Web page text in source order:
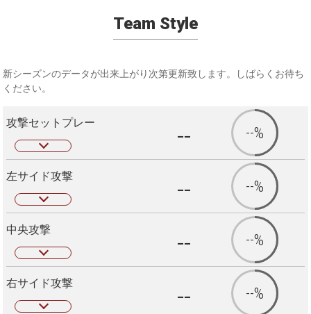
Team Style
新シーズンのデータが出来上がり次第更新致します。しばらくお待ち
ください。
攻撃セットプレー -- --%
左サイド攻撃 -- --%
中央攻撃 -- --%
右サイド攻撃 -- --%